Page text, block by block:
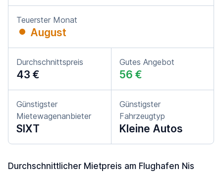
Teuerster Monat
August
Durchschnittspreis
43 €
Gutes Angebot
56 €
Günstigster
Mietewagenanbieter
SIXT
Günstigster
Fahrzeugtyp
Kleine Autos
Durchschnittlicher Mietpreis am Flughafen Nis